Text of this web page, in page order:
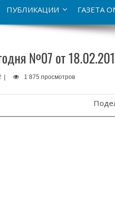
ПУБЛИКАЦИИ ГАЗЕТА
№07 от
| 1 875 просмотров